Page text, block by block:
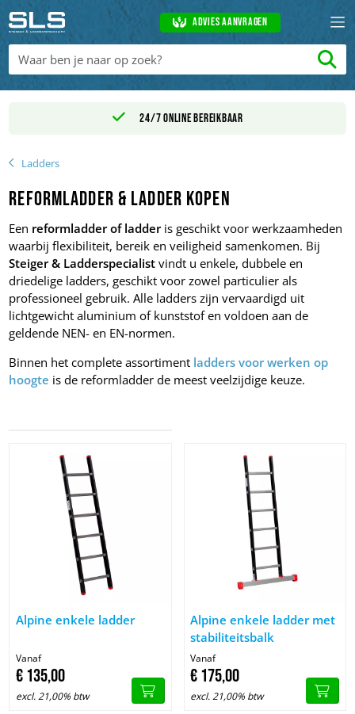
Advies aanvragen
24/7 online bereikbaar
Ladders
Reformladder & Ladder Kopen
Een reformladder of ladderis geschikt voor werkzaamheden
waarbij flexibiliteit, bereik en veiligheid samenkomen. Bij
Steiger & Ladderspecialist vindt u enkele, dubbele en
driedelige ladders, geschikt voor zowel particulier als
professioneel gebruik. Alle ladders zijn vervaardigd uit
lichtgewicht aluminium of kunststof en voldoen aan de
geldende NEN- en EN-normen.
Binnen het complete assortiment ladders voor werken op
hoogte is de reformladder de meest veelzijdige keuze.
Image Alpine enkele ladder
Alpine enkele ladder
Vanaf
€135,00
excl. 21,00% btw
Image Alpine enkele ladder
Alpine enkele ladder met
stabiliteitsbalk
Vanaf
€175,00
excl. 21,00% btw